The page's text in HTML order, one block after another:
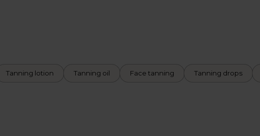
Tanning lotion Tanning oil Face tanning Tanning drops